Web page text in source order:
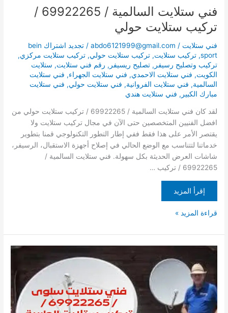
فني ستلايت السالمية / 69922265 /
تركيب ستلايت حولي
فني ستلايت /
abdo6121999@gmail.com
/
تجديد اشتراك bein
sport
,تركيب ستلايت,تركيب ستلايت حولي,تركيب ستلايت مركزي,
تركيب وتصليح رسيفر ,تصليح ريسيفر , رقم فني ستلايت, ستلايت
الكويت, فني ستلايت الاحمدي, فني ستلايت الجهراء, فني ستلايت
السالمية, فني ستلايت الفروانية, فني ستلايت حولي, فني ستلايت
مبارك الكبير , فني ستلايت هندي
لقد كان فني ستلايت السالمية / 69922265 / تركيب ستلايت حولي من
افضل الفنيين المتخصصين حتى الآن في مجال تركيب ستلايت ولا
يقتصر الأمر على هذا فقط ففي إطار التطور التكنولوجي قمنا بتطوير
خدماتنا لتتناسب مع الوضع الحالي في إصلاح أجهزة الاستقبال، الرسيفر،
شاشات العرض الحديثة بكل سهولة. فني ستلايت السالمية /
69922265 / تركيب …
إقرأ المزيد
قراءة المزيد »
فني
ستلايت
سلوى
/
69922265
/